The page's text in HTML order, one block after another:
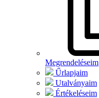
Megrendeléseim
Űrlapjaim
Utalványaim
Értékeléseim